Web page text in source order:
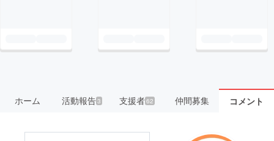
ホーム 活動報告3 支援者62 仲間募集 コメント